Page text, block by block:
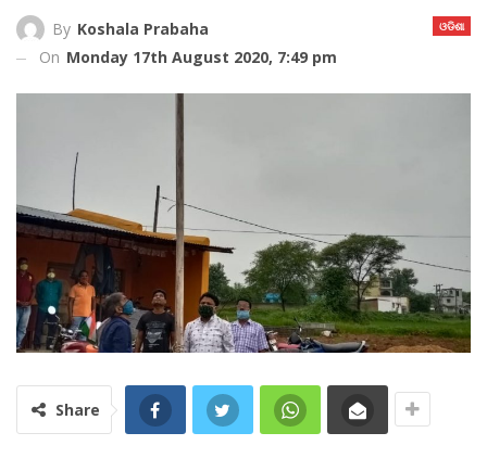
ଓଡିଶା
By Koshala Prabaha
On Monday 17th August 2020, 7:49 pm
Share